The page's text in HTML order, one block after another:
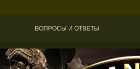
ВОПРОСЫ И ОТВЕТЫ